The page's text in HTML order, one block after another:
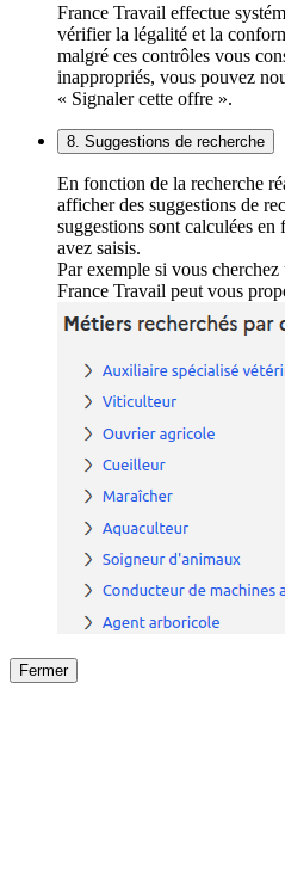
France Travail effectue
vérifier la légalité et la
malgré ces contrôles vous
inappropriés, vous pouvez
« Signaler cette offre ».
8. Suggestions de recherche
En fonction de la recherche
afficher des suggestions de
suggestions sont calculées
avez saisis.
Par exemple si vous
France Travail peut vous
Fermer